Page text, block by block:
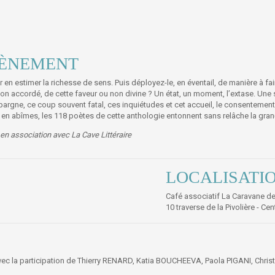
en estimer la richesse de sens. Puis déployez-le, en éventail, de manière à
accordé, de cette faveur ou non divine ? Un état, un moment, l’extase.
ce coup souvent fatal, ces inquiétudes et cet accueil, le
abîmes, les 118 poètes de cette anthologie entonnent sans relâche la
association avec La Cave Littéraire
Café associatif La Caravane
10 traverse de la Pivolière -
la participation de Thierry RENARD, Katia BOUCHEEVA, Paola PIGANI,